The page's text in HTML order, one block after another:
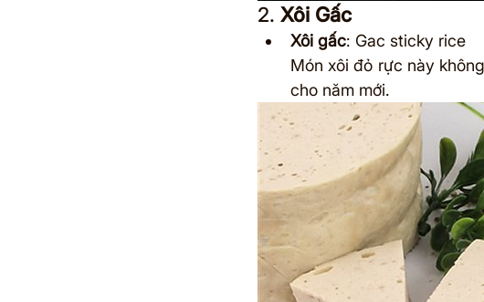
2. Xôi Gấc
Xôi gấc: Gac sticky rice
Món xôi đỏ rực này
cho năm mới.